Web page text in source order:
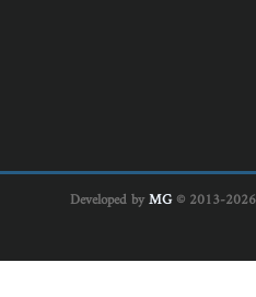
Developed byMG© 2013-2026